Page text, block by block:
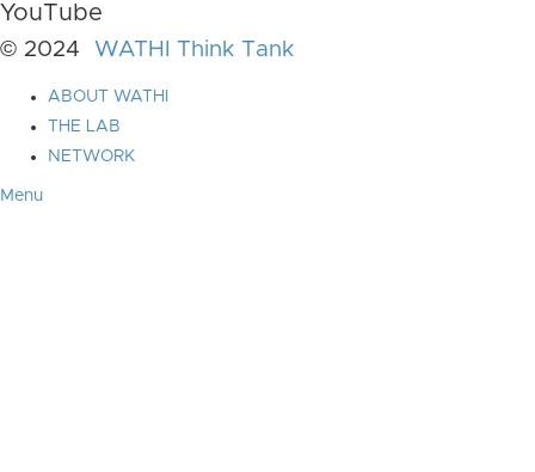
YouTube
© 2024 WATHI Think Tank
ABOUT WATHI
THE LAB
NETWORK
Menu